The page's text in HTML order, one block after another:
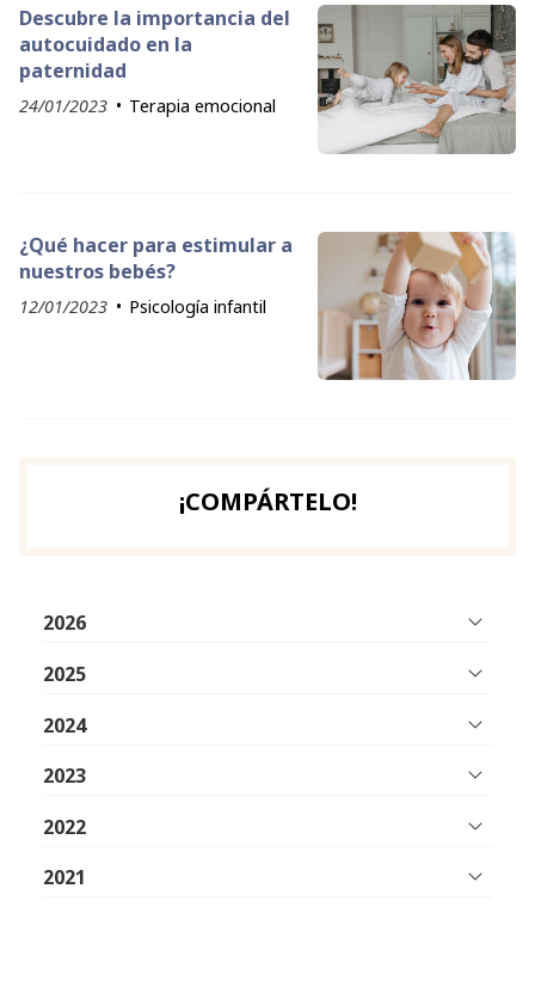
Descubre la importancia del
autocuidado en la
paternidad
24/01/2023 Terapia emocional
¿Qué hacer para estimular a
nuestros bebés?
12/01/2023 Psicología infantil
¡COMPÁRTELO!
2026
2025
2024
2023
2022
2021